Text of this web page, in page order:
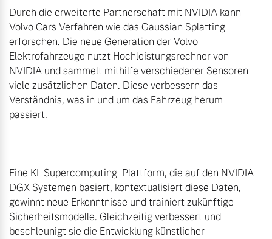
Durch die erweiterte Partnerschaft mit NVIDIA kann
Volvo Cars Verfahren wie das Gaussian Splatting
erforschen. Die neue Generation der Volvo
Elektrofahrzeuge nutzt Hochleistungsrechner von
NVIDIA und sammelt mithilfe verschiedener Sensoren
viele zusätzlichen Daten. Diese verbessern das
Verständnis, was in und um das Fahrzeug herum
passiert.
Eine KI-Supercomputing-Plattform, die auf den NVIDIA
DGX Systemen basiert, kontextualisiert diese Daten,
gewinnt neue Erkenntnisse und trainiert zukünftige
Sicherheitsmodelle. Gleichzeitig verbessert und
beschleunigt sie die Entwicklung künstlicher